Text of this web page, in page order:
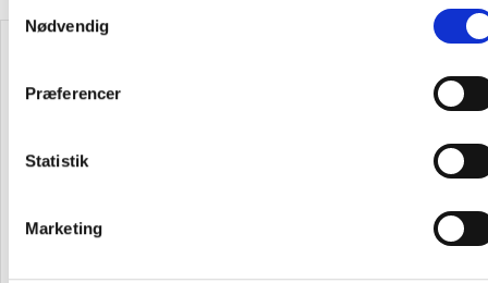
Nødvendig
Præferencer
Statistik
Marketing